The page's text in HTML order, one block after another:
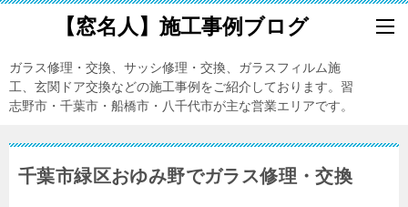
【窓名人】施工事例ブログ
ガラス修理・交換、サッシ修理・交換、ガラスフィルム施
工、玄関ドア交換などの施工事例をご紹介しております。習
志野市・千葉市・船橋市・八千代市が主な営業エリアです。
千葉市緑区おゆみ野でガラス修理・交換